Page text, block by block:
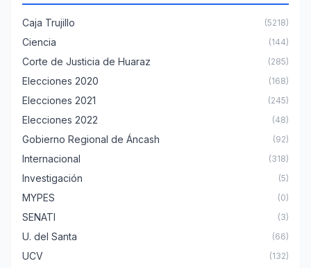
Caja Trujillo (5218)
Ciencia (144)
Corte de Justicia de Huaraz (285)
Elecciones 2020 (168)
Elecciones 2021 (245)
Elecciones 2022 (48)
Gobierno Regional de Áncash (92)
Internacional (318)
Investigación (5)
MYPES (0)
SENATI (3)
U. del Santa (66)
UCV (132)